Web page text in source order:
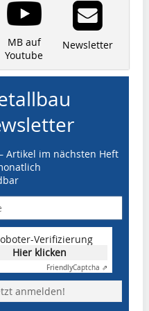
MB auf
Youtube
Newsletter
Artikel im nächsten Heft
Verifizierung
Hier klicken
FriendlyCaptcha ⇗
anmelden!